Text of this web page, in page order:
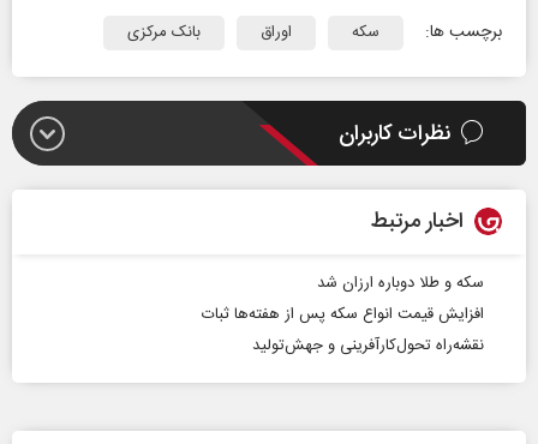
برچسب ها: سکه اوراق بانک مرکزی
نظرات کاربران
اخبار مرتبط
سکه و طلا دوباره ارزان شد
افزایش قیمت انواع سکه پس از هفته‌ها ثبات
نقشه‌راه تحول‌کارآفرینی و جهش‌تولید